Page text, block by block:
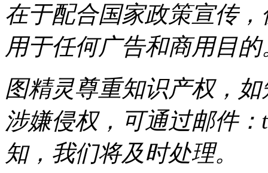
在于配合国家政策宣传
用于任何广告和商用目的
图精灵尊重知识产权，
涉嫌侵权，可通过邮件：
知，我们将及时处理。